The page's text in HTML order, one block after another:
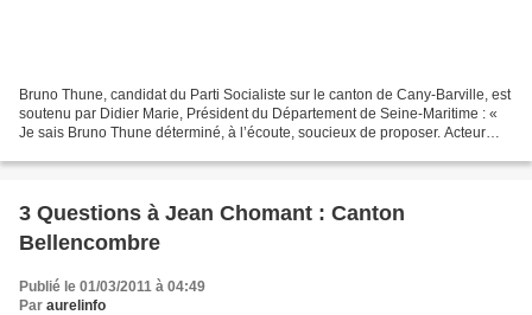
Bruno Thune, candidat du Parti Socialiste sur le canton de Cany-Barville, est
soutenu par Didier Marie, Président du Département de Seine-Maritime : «
Je sais Bruno Thune déterminé, à l’écoute, soucieux de proposer. Acteur
3 Questions à Jean Chomant : Canton
Bellencombre
Publié le 01/03/2011 à 04:49
Par aurelinfo